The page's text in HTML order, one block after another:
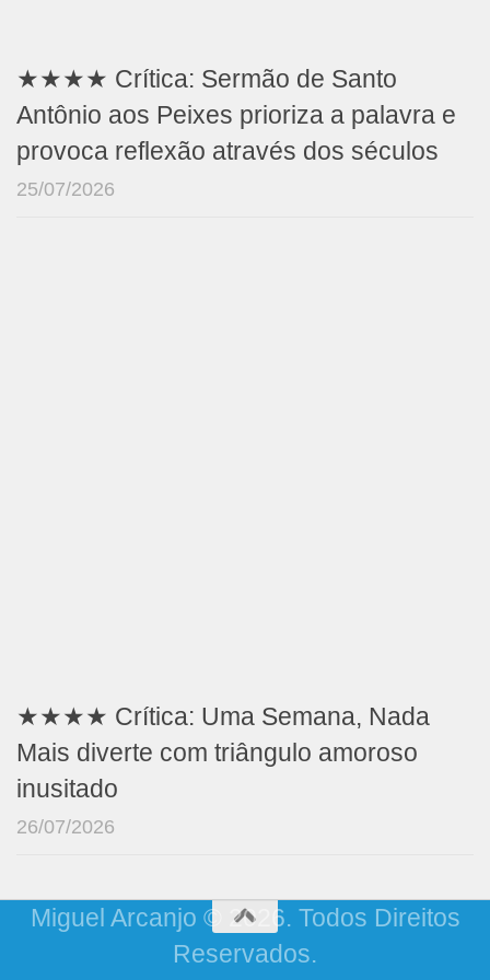
★★★★ Crítica: Sermão de Santo
Antônio aos Peixes prioriza a palavra e
provoca reflexão através dos séculos
25/07/2026
★★★★ Crítica: Uma Semana, Nada
Mais diverte com triângulo amoroso
inusitado
26/07/2026
Miguel Arcanjo © 2026. Todos Direitos
Reservados.